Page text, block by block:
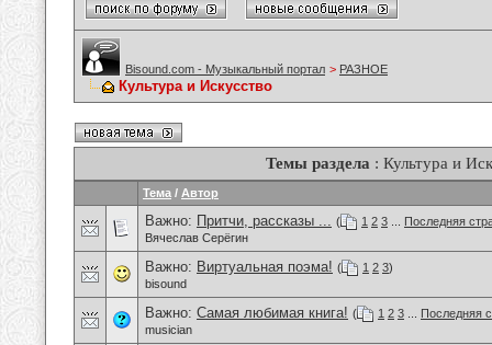
Bisound.com - Музыкальный портал > РАЗНОЕ
Культура и Искусство
Темы раздела : Культура и
Тема / Автор
Важно: Притчи, рассказы ... ( 1 2 3
Последняя
Вячеслав Серёгин
Важно: Виртуальная поэма! ( 1 2 3)
bisound
Важно: Самая любимая книга! ( 1 2 3
Последняя
musician